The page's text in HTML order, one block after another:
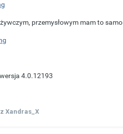
przemysłowym mam to samo
4.0.12193
Xandras_X